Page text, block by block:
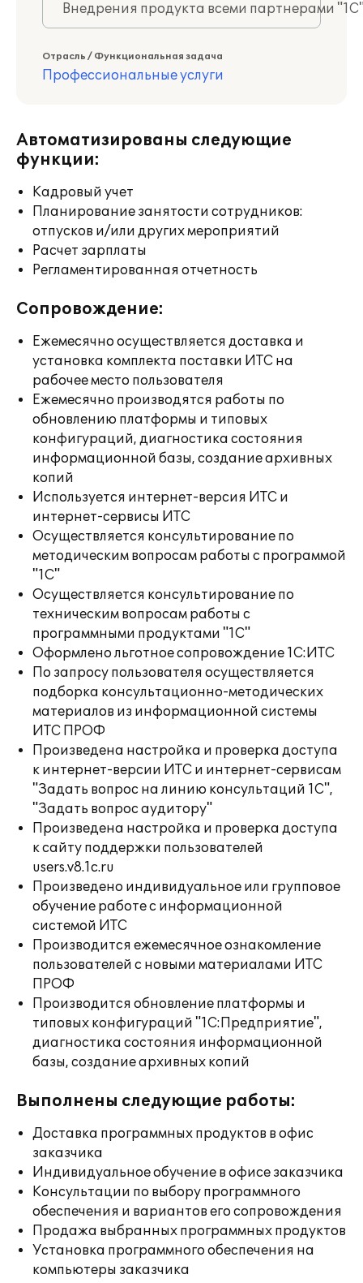
Внедрения продукта всеми партнерами
Отрасль / Функциональная задача
Профессиональные услуги
Автоматизированы следующие
функции:
Кадровый учет
Планирование занятости сотрудников:
отпусков и/или других мероприятий
Расчет зарплаты
Регламентированная отчетность
Сопровождение:
Ежемесячно осуществляется доставка и
установка комплекта поставки ИТС на
рабочее место пользователя
Ежемесячно производятся работы по
обновлению платформы и типовых
конфигураций, диагностика состояния
информационной базы, создание архивных
копий
Используется интернет-версия ИТС и
интернет-сервисы ИТС
Осуществляется консультирование по
методическим вопросам работы с программой
"1С"
Осуществляется консультирование по
техническим вопросам работы с
программными продуктами "1С"
Оформлено льготное сопровождение 1С:ИТС
По запросу пользователя осуществляется
подборка консультационно-методических
материалов из информационной системы
ИТС ПРОФ
Произведена настройка и проверка доступа
к интернет-версии ИТС и интернет-сервисам
"Задать вопрос на линию консультаций 1С",
"Задать вопрос аудитору"
Произведена настройка и проверка доступа
к сайту поддержки пользователей
users.v8.1c.ru
Произведено индивидуальное или групповое
обучение работе с информационной
системой ИТС
Производится ежемесячное ознакомление
пользователей с новыми материалами ИТС
ПРОФ
Производится обновление платформы и
типовых конфигураций "1С:Предприятие",
диагностика состояния информационной
базы, создание архивных копий
Выполнены следующие работы:
Доставка программных продуктов в офис
заказчика
Индивидуальное обучение в офисе заказчика
Консультации по выбору программного
обеспечения и вариантов его сопровождения
Продажа выбранных программных продуктов
Установка программного обеспечения на
компьютеры заказчика